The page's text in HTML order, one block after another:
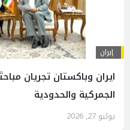
إيران
ايران وباكستان تجريان
الجمركية والحدودية
يوليو 27, 2026